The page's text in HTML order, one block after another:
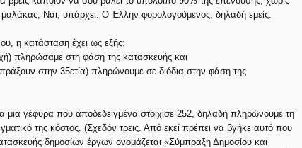
μαλάκας; Ναι, υπάρχει. Ο Έλλην φορολογούμενος, δηλαδή εμείς.
η κατάσταση έχει ως εξής:
πληρώσαμε στη φάση της κατασκευής και
στην 35ετία) πληρώνουμε σε διόδια στην φάση της
μια γέφυρα που αποδεδειγμένα στοίχισε 252, δηλαδή πληρώνουμε τη
της κόστος. (Σχεδόν τρεις. Από εκεί πρέπει να βγήκε αυτό που
δημοσίων έργων ονομάζεται «Σύμπραξη Δημοσίου και